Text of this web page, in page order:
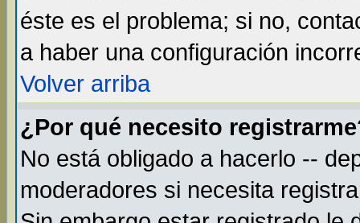
éste es el problema; si no,
a haber una configuración
Volver arriba
¿Por qué necesito
No está obligado a hacerlo --
moderadores si necesita